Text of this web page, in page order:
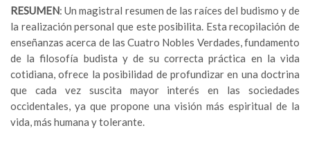
RESUMEN: Un magistral resumen de las raíces del budismo y de
la realización personal que este posibilita. Esta recopilación de
enseñanzas acerca de las Cuatro Nobles Verdades, fundamento
de la filosofía budista y de su correcta práctica en la vida
cotidiana, ofrece la posibilidad de profundizar en una doctrina
que cada vez suscita mayor interés en las sociedades
occidentales, ya que propone una visión más espiritual de la
vida, más humana y tolerante.